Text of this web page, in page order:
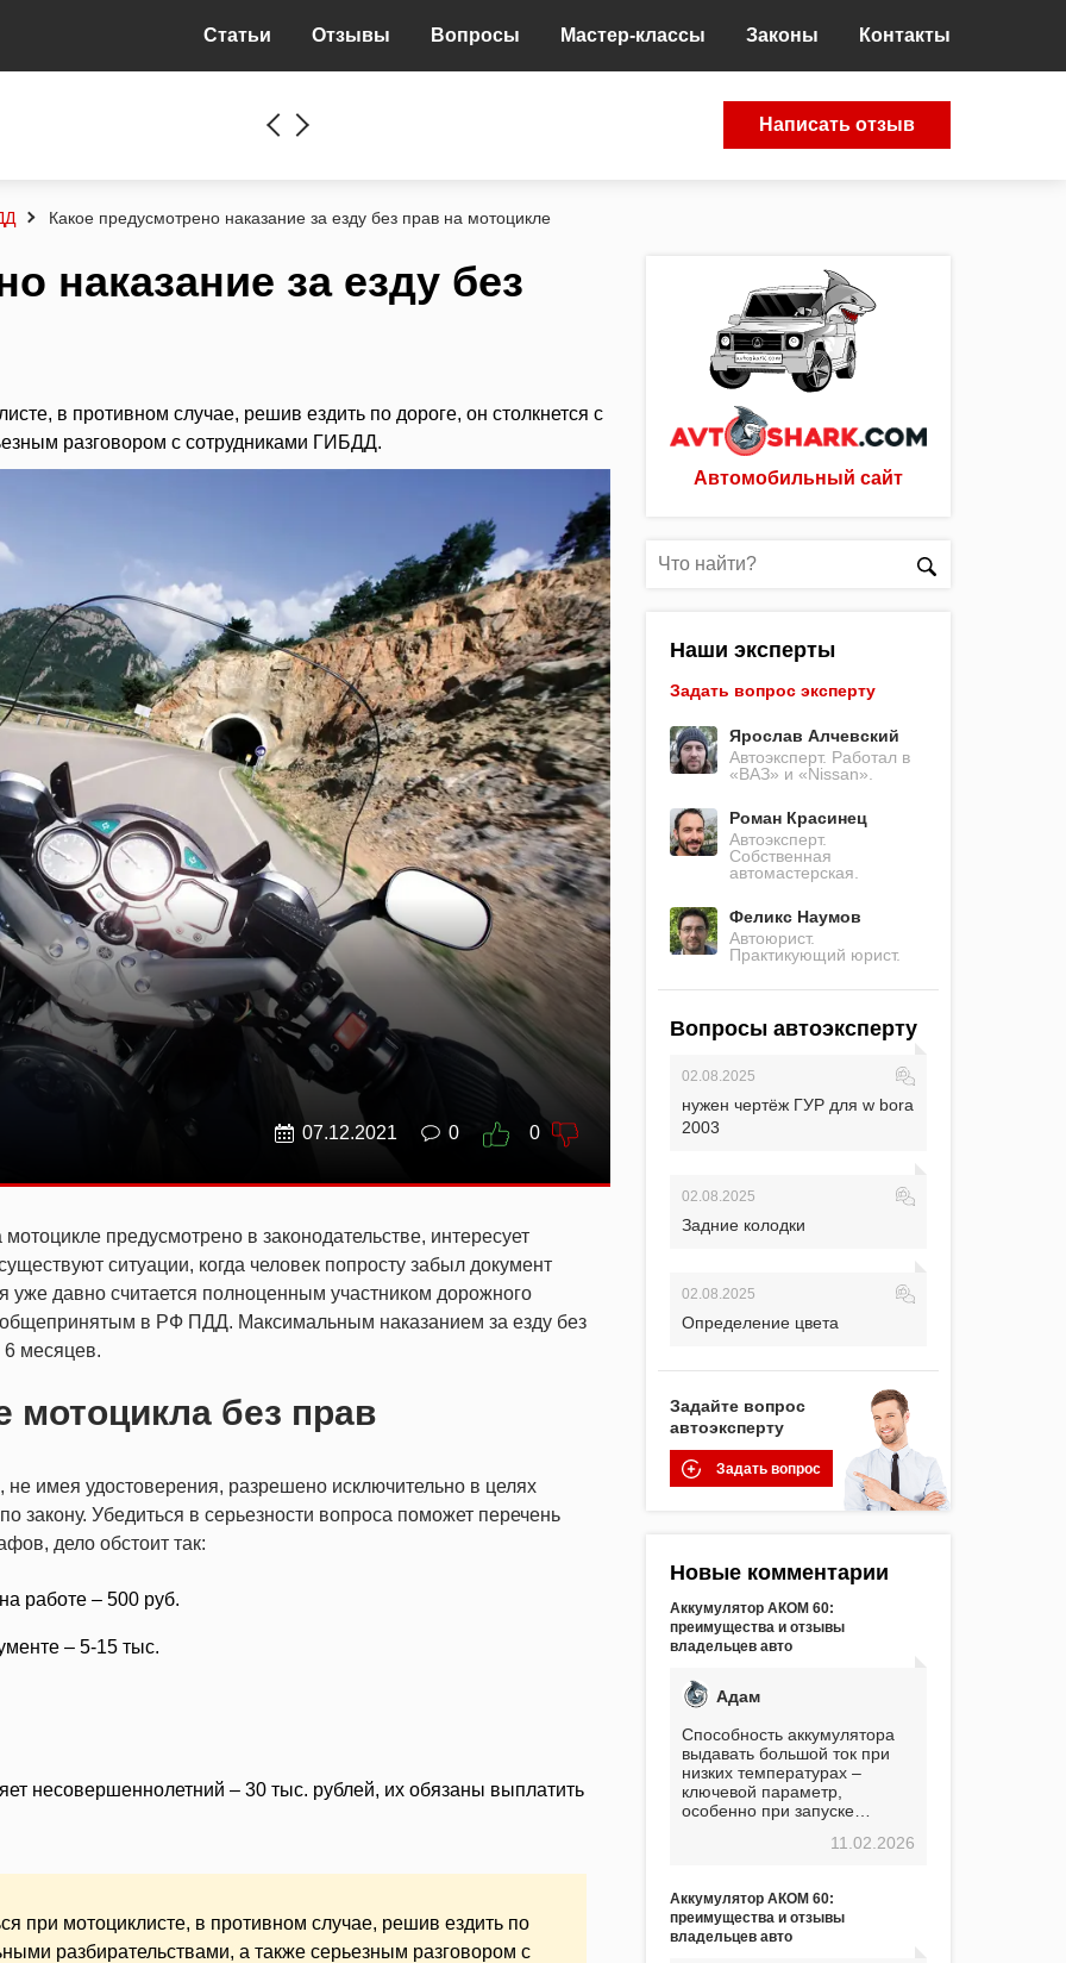
Статьи Отзывы Вопросы Мастер-классы Законы Контакты
Написать отзыв
Какое предусмотрено наказание за езду без прав на мотоцикле
наказание за езду без
в противном случае, решив ездить по дороге, он столкнется с
разговором с сотрудниками ГИБДД.
07.12.2021 0 0
предусмотрено в законодательстве, интересует
ситуации, когда человек попросту забыл документ
давно считается полноценным участником дорожного
в РФ ПДД. Максимальным наказанием за езду без
6 месяцев.
мотоцикла без прав
не имея удостоверения, разрешено исключительно в целях
закону. Убедиться в серьезности вопроса поможет перечень
дело обстоит так:
работе – 500 руб.
– 5-15 тыс.
несовершеннолетний – 30 тыс. рублей, их обязаны выплатить
при мотоциклисте, в противном случае, решив ездить по
разбирательствами, а также серьезным разговором с
Автомобильный сайт
Наши эксперты
Задать вопрос эксперту
Ярослав Алчевский
Автоэксперт. Работал в
«ВАЗ» и «Nissan».
Роман Красинец
Автоэксперт.
Собственная
автомастерская.
Феликс Наумов
Автоюрист.
Практикующий юрист.
Вопросы автоэксперту
02.08.2025
нужен чертёж ГУР для w bora
2003
02.08.2025
Задние колодки
02.08.2025
Определение цвета
Задайте вопрос
автоэксперту
Задать вопрос
Новые комментарии
Аккумулятор АКОМ 60:
преимущества и отзывы
владельцев авто
Адам
Способность аккумулятора
выдавать большой ток при
низких температурах –
ключевой параметр,
особенно при запуске
показывает, что данный
стоимость. Долго сомневался
перед приобретением, но в
итоге ни разу не пожалел.
11.02.2026
Аккумулятор АКОМ 60:
преимущества и отзывы
владельцев авто